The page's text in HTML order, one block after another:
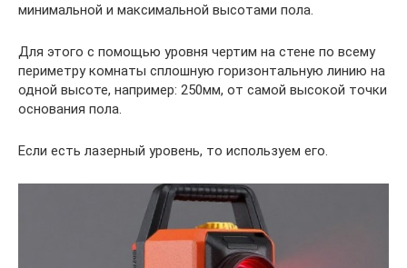
минимальной и максимальной высотами пола.
Для этого с помощью уровня чертим на стене по всему
периметру комнаты сплошную горизонтальную линию на
одной высоте, например: 250мм, от самой высокой точки
основания пола.
Если есть лазерный уровень, то используем его.